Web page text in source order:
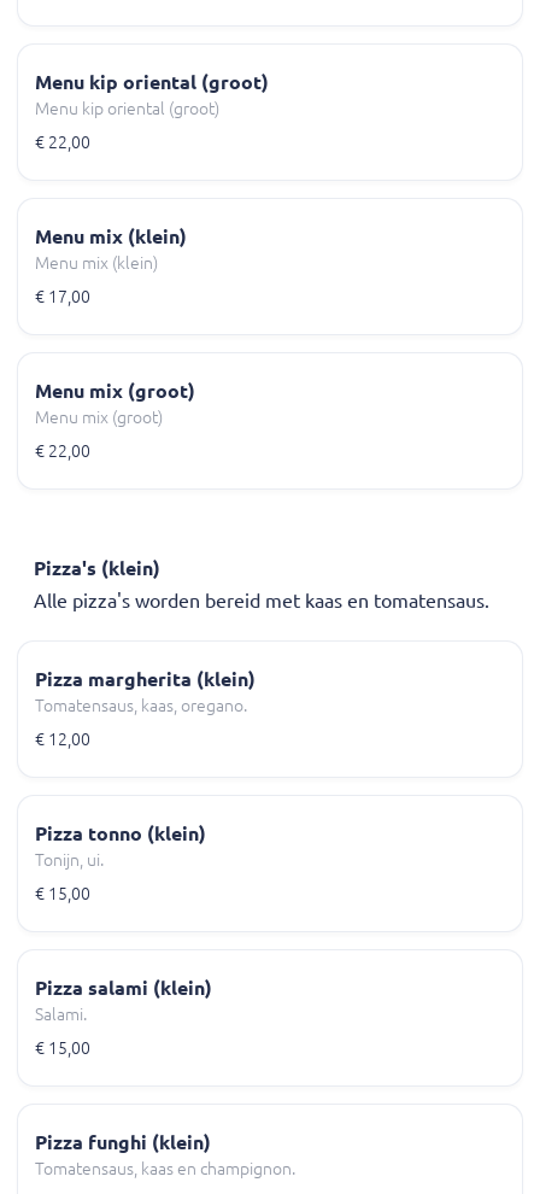
Menu kip oriental (groot)
Menu kip oriental (groot)
€ 22,00
Menu mix (klein)
Menu mix (klein)
€ 17,00
Menu mix (groot)
Menu mix (groot)
€ 22,00
Pizza's (klein)
Alle pizza's worden bereid met kaas en tomatensaus.
Pizza margherita (klein)
Tomatensaus, kaas, oregano.
€ 12,00
Pizza tonno (klein)
Tonijn, ui.
€ 15,00
Pizza salami (klein)
Salami.
€ 15,00
Pizza funghi (klein)
Tomatensaus, kaas en champignon.